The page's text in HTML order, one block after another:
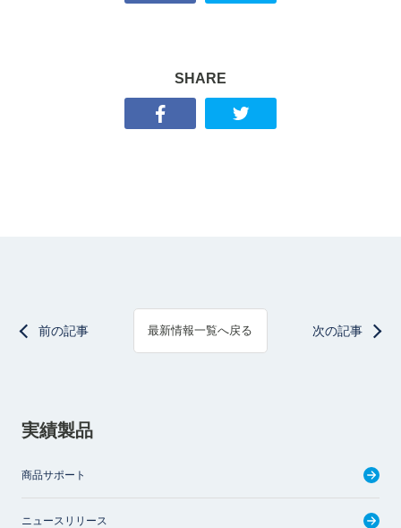
SHARE
前の記事 最新情報一覧へ戻る 次の記事
実績製品
商品サポート
ニュースリリース